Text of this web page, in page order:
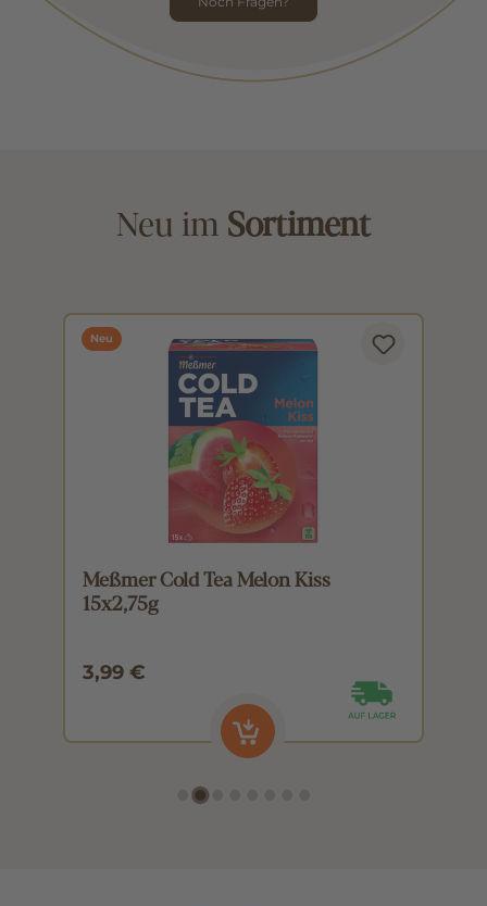
Neu im Sortiment
Neu
Meßmer Cold Tea Melon Kiss
15x2,75g
3,99 €